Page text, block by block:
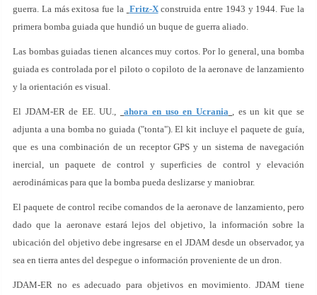
guerra. La más exitosa fue la Fritz-Xconstruida entre 1943 y 1944. Fue la
primera bomba guiada que hundió un buque de guerra aliado.
Las bombas guiadas tienen alcances muy cortos. Por lo general, una bomba
guiada es controlada por el piloto o copiloto de la aeronave de lanzamiento
y la orientación es visual.
El JDAM-ER de EE. UU., ahora en uso en Ucrania , es un kit que se
adjunta a una bomba no guiada ("tonta"). El kit incluye el paquete de guía,
que es una combinación de un receptor GPS y un sistema de navegación
inercial, un paquete de control y superficies de control y elevación
aerodinámicas para que la bomba pueda deslizarse y maniobrar.
El paquete de control recibe comandos de la aeronave de lanzamiento, pero
dado que la aeronave estará lejos del objetivo, la información sobre la
ubicación del objetivo debe ingresarse en el JDAM desde un observador, ya
sea en tierra antes del despegue o información proveniente de un dron.
JDAM-ER no es adecuado para objetivos en movimiento. JDAM tiene